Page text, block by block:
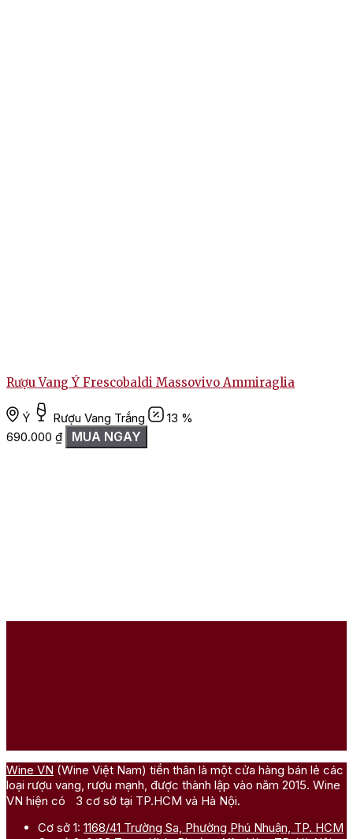
Rượu Vang Ý Frescobaldi Massovivo Ammiraglia
Ý Rượu Vang Trắng
13 %
690.000 ₫ MUA NGAY
Wine VN (Wine Việt Nam) tiền thân là một cửa hàng bán lẻ các
loại rượu vang, rượu mạnh, được thành lập vào năm 2015. Wine
VN hiện có 3 cơ sở tại TP.HCM và Hà Nội.
Cơ sở 1: 1168/41 Trường Sa, Phường Phú Nhuận, TP. HCM